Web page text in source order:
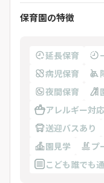
保育園の特徴
延長保育
病児保育
夜間保育
アレルギー対応
送迎バスあり
園見学
プ
こども誰でも